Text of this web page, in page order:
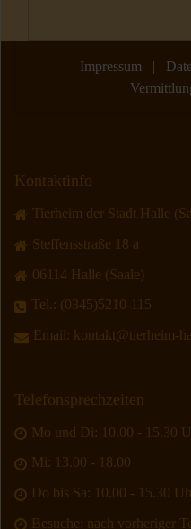
Impressum |
Kontaktinfo
Tierheim der Stadt Halle
Steffensstraße 18 a
06114 Halle (Saale)
Tel.: (0345)5210-115
Email: kontakt@tierheim-
Telefonsprechzeiten
Mo und Di: 10.00 - 15.30
Mi: 13.00 - 18.00
Do bis Sa: 10.00 - 15.30
Besuche: nach vorheriger